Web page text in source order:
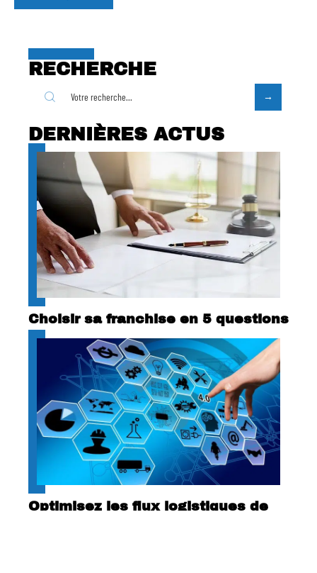
RECHERCHE
DERNIÈRES ACTUS
Choisir sa franchise en 5 questions
Optimisez les flux logistiques de